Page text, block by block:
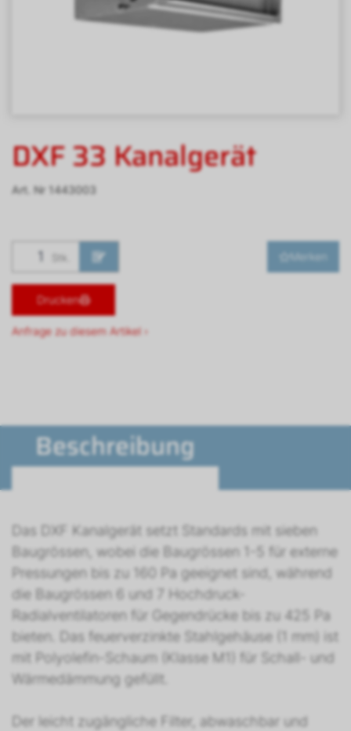
DXF 33 Kanalgerät
Art. Nr 1443003
Stk. Merken
Drucken
Anfrage zu diesem Artikel ›
Beschreibung
Das DXF Kanalgerät setzt Standards mit sieben
Baugrössen, wobei die Baugrössen 1-5 für externe
Pressungen bis zu 160 Pa geeignet sind, während
die Baugrössen 6 und 7 Hochdruck-
Radialventilatoren für Gegendrücke bis zu 425 Pa
bieten. Das feuerverzinkte Stahlgehäuse (1 mm) ist
mit Polyolefin-Schaum (Klasse M1) für Schall- und
Wärmedämmung gefüllt.
Der leicht zugängliche Filter, abwaschbar und